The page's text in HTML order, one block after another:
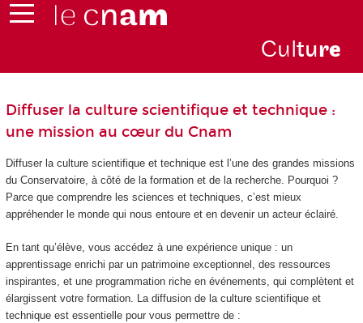
Culture
Diffuser la culture scientifique et technique :
une mission au cœur du Cnam
Diffuser la culture scientifique et technique est l’une des grandes missions
du Conservatoire, à côté de la formation et de la recherche. Pourquoi ?
Parce que comprendre les sciences et techniques, c’est mieux
appréhender le monde qui nous entoure et en devenir un acteur éclairé.
En tant qu’élève, vous accédez à une expérience unique : un
apprentissage enrichi par un patrimoine exceptionnel, des ressources
inspirantes, et une programmation riche en événements, qui complètent et
élargissent votre formation. La diffusion de la culture scientifique et
technique est essentielle pour vous permettre de :